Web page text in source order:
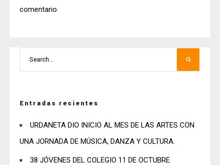
comentario.
Entradas recientes
URDANETA DIO INICIO AL MES DE LAS ARTES CON
UNA JORNADA DE MÚSICA, DANZA Y CULTURA.
38 JÓVENES DEL COLEGIO 11 DE OCTUBRE